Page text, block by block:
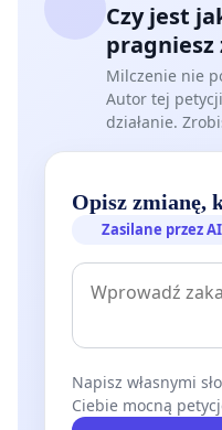
Czy jest
pragniesz
Milczenie nie
Autor tej
działanie.
Opisz zmianę,
Zasilane przez AI
Napisz własnymi
Ciebie mocną